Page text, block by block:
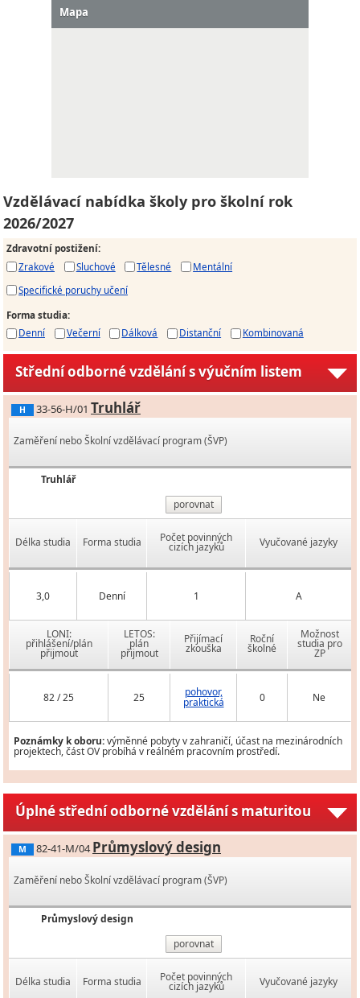
Mapa
Vzdělávací nabídka školy pro školní rok
2026/2027
Zdravotní postižení:
Zrakové
Sluchové Tělesné
Mentální
Specifické poruchy učení
Forma studia:
Denní
Večerní Dálková Distanční Kombinovaná
Střední odborné vzdělání s výučním listem
H 33-56-H/01 Truhlář
Zaměření nebo Školní vzdělávací program (ŠVP)
Truhlář
porovnat
Délka studia Forma studia Počet povinných
cizích jazyků Vyučované jazyky
3,0 Denní 1 A
LONI:
přihlášení/plán
přijmout
LETOS:
plán
přijmout
Přijímací
zkouška
Roční
školné
Možnost
studia pro
ZP
82 / 25 25 pohovor,
praktická 0 Ne
Poznámky k oboru:výměnné pobyty v zahraničí, účast na mezinárodních
projektech, část OV probíhá v reálném pracovním prostředí.
Úplné střední odborné vzdělání s maturitou
M 82-41-M/04 Průmyslový design
Zaměření nebo Školní vzdělávací program (ŠVP)
Průmyslový design
porovnat
Délka studia Forma studia Počet povinných
cizích jazyků Vyučované jazyky